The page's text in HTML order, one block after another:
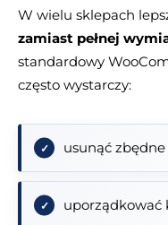
W wielu sklepach
zamiast pełnej
standardowy
często wystarczy:
usunąć zbędne
uporządkować